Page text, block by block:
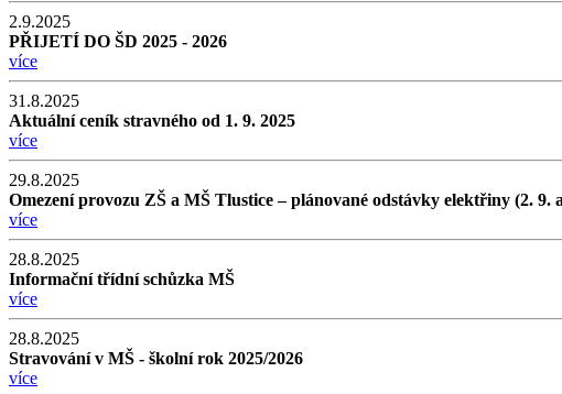
2.9.2025
PŘIJETÍ DO ŠD 2025 - 2026
více
31.8.2025
Aktuální ceník stravného od 1. 9. 2025
více
29.8.2025
Omezení provozu ZŠ a MŠ Tlustice – plánované odstávky elektřiny (2. 9.
více
28.8.2025
Informační třídní schůzka MŠ
více
28.8.2025
Stravování v MŠ - školní rok 2025/2026
více